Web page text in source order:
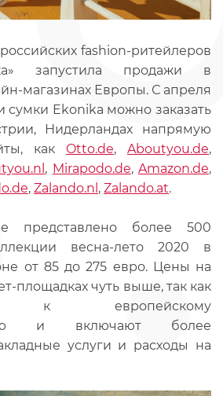
fashion-ритейлеров
запустила продажи в
магазинах Европы. С апреля
сумки Ekonika можно заказать
Нидерландах напрямую
как Otto.de, Aboutyou.de,
, Mirapodo.de,Amazon.de,
, Zalando.nl , Zalando.at.
представлено более 500
весна-лето 2020 в
от 85 до 275 евро. Цены на
площадках чуть выше, так как
к европейскому
и включают более
услуги и расходы на